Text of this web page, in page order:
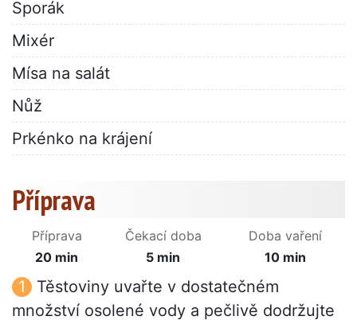
Sporák
Mixér
Mísa na salát
Nůž
Prkénko na krájení
Příprava
Příprava
20 min
Čekací doba
5 min
Doba vaření
10 min
Těstoviny uvařte v dostatečném
množství osolené vody a pečlivě dodržujte